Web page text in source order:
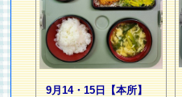
9月14・15日【本所】